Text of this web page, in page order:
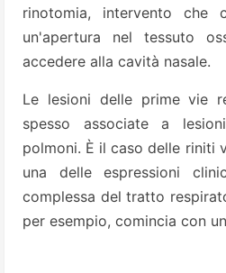
rinotomia, intervento che
un'apertura nel tessuto
accedere alla cavità nasale.
Le lesioni delle prime vie
spesso associate a
polmoni. È il caso delle riniti
una delle espressioni
complessa del tratto
per esempio, comincia con